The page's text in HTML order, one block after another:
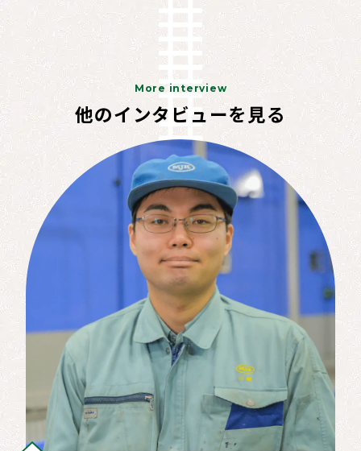
More interview
他のインタビューを見る